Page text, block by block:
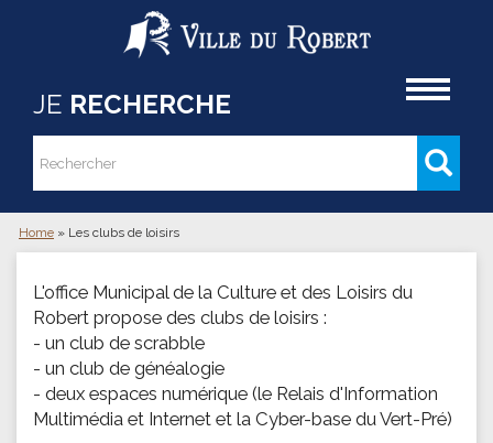
Aller au contenu principal
JE RECHERCHE
Formulaire de recherche
Rechercher
Vous êtes ici
Home » Les clubs de loisirs
L'office Municipal de la Culture et des Loisirs du
Robert propose des clubs de loisirs :
- un club de scrabble
- un club de généalogie
- deux espaces numérique (le Relais d'Information
Multimédia et Internet et la Cyber-base du Vert-Pré)